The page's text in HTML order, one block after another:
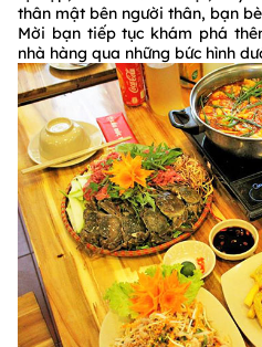
thân mật bên người thân, bạn
Mời bạn tiếp tục khám phá
nhà hàng qua những bức hình